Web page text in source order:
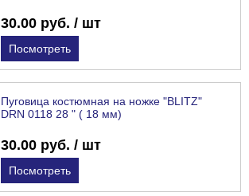
30.00 руб. / шт
Посмотреть
Пуговица костюмная на ножке "BLITZ"
DRN 0118 28 " ( 18 мм)
30.00 руб. / шт
Посмотреть